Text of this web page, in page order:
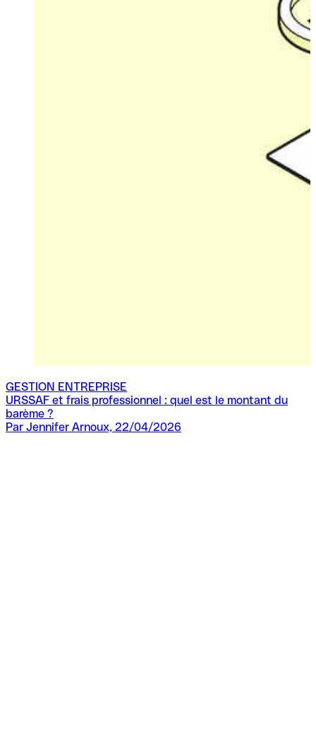
GESTION ENTREPRISE
URSSAF et frais professionnel : quel est le montant du
barème ?
Par Jennifer Arnoux, 22/04/2026